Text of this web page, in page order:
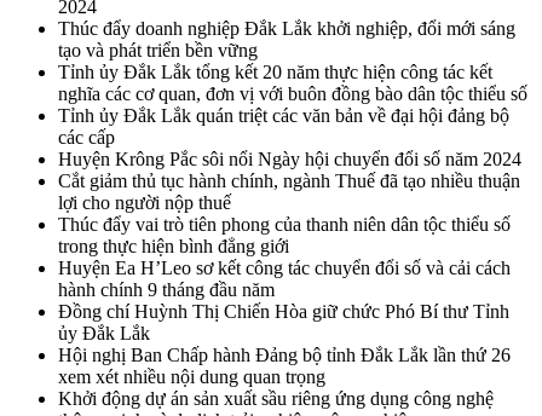
2024
Thúc đẩy doanh nghiệp Đắk Lắk khởi nghiệp, đổi mới sáng
tạo và phát triển bền vững
Tỉnh ủy Đắk Lắk tổng kết 20 năm thực hiện công tác kết
nghĩa các cơ quan, đơn vị với buôn đồng bào dân tộc thiểu số
Tỉnh ủy Đắk Lắk quán triệt các văn bản về đại hội đảng bộ
các cấp
Huyện Krông Pắc sôi nổi Ngày hội chuyển đổi số năm 2024
Cắt giảm thủ tục hành chính, ngành Thuế đã tạo nhiều thuận
lợi cho người nộp thuế
Thúc đẩy vai trò tiên phong của thanh niên dân tộc thiểu số
trong thực hiện bình đẳng giới
Huyện Ea H’Leo sơ kết công tác chuyển đổi số và cải cách
hành chính 9 tháng đầu năm
Đồng chí Huỳnh Thị Chiến Hòa giữ chức Phó Bí thư Tỉnh
ủy Đắk Lắk
Hội nghị Ban Chấp hành Đảng bộ tỉnh Đắk Lắk lần thứ 26
xem xét nhiều nội dung quan trọng
Khởi động dự án sản xuất sầu riêng ứng dụng công nghệ